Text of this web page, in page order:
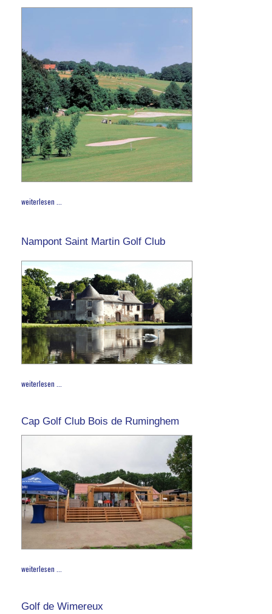
weiterlesen ...
Nampont Saint Martin Golf Club
weiterlesen ...
Cap Golf Club Bois de Ruminghem
weiterlesen ...
Golf de Wimereux